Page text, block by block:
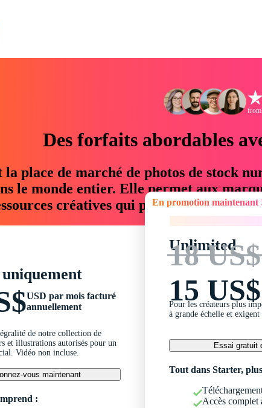
Des forfaits abordables
la place de marché de photos de stock
le monde entier. Elle permet aux
créatives qui permettent
USD par mois facturé
annuellement
de notre collection de
et illustrations autorisés pour un
Vidéo non incluse.
vous maintenant
:
En promotion maintenant !
Unlimited
18 US$
15 US$
Pour les créateurs plus
à grande échelle et
Essai gratuit
Tout dans Starter,
Accès complet